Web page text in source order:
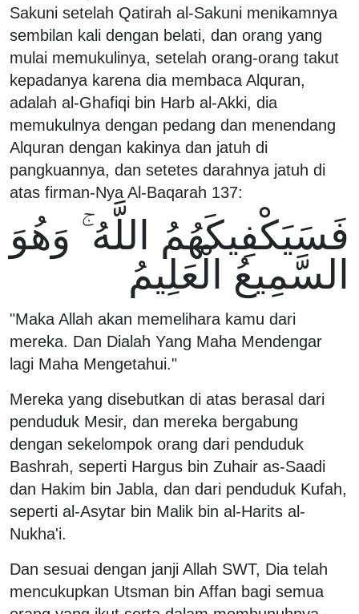
Sakuni setelah Qatirah al-Sakuni menikamnya
sembilan kali dengan belati, dan orang yang
mulai memukulinya, setelah orang-orang takut
kepadanya karena dia membaca Alquran,
adalah al-Ghafiqi bin Harb al-Akki, dia
memukulnya dengan pedang dan menendang
Alquran dengan kakinya dan jatuh di
pangkuannya, dan setetes darahnya jatuh di
atas firman-Nya Al-Baqarah 137:
فَسَيَكْفِيكَهُمُ اللَّهُ ۚ وَهُوَ
السَّمِيعُ الْعَلِيمُ
"Maka Allah akan memelihara kamu dari
mereka. Dan Dialah Yang Maha Mendengar
lagi Maha Mengetahui."
Mereka yang disebutkan di atas berasal dari
penduduk Mesir, dan mereka bergabung
dengan sekelompok orang dari penduduk
Bashrah, seperti Hargus bin Zuhair as-Saadi
dan Hakim bin Jabla, dan dari penduduk Kufah,
seperti al-Asytar bin Malik bin al-Harits al-
Nukha'i.
Dan sesuai dengan janji Allah SWT, Dia telah
mencukupkan Utsman bin Affan bagi semua